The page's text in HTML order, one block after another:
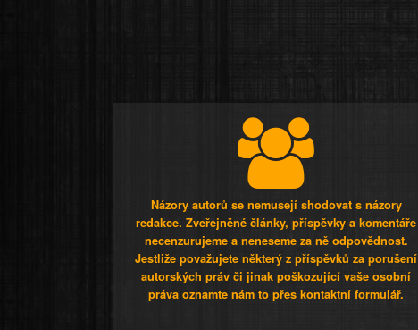
Názory autorů se nemusejí shodovat s názory
redakce. Zveřejněné články, příspěvky a komentáře
necenzurujeme a neneseme za ně odpovědnost.
Jestliže považujete některý z příspěvků za porušení
autorských práv či jinak poškozující vaše osobní
práva oznamte nám to přes kontaktní formulář.